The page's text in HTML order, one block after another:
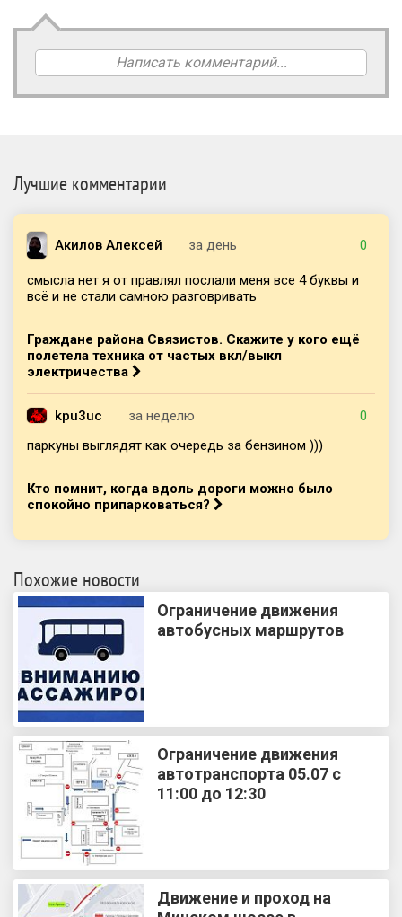
Написать комментарий...
Лучшие комментарии
Акилов Алексей за день 0
смысла нет я от правлял послали меня все 4 буквы и
всё и не стали самною разговривать
Граждане района Связистов. Скажите у кого ещё
полетела техника от частых вкл/выкл
электричества
kpu3uc за неделю
0
паркуны выглядят как очередь за бензином )))
Кто помнит, когда вдоль дороги можно было
спокойно припарковаться?
Похожие новости
Ограничение движения
автобусных маршрутов
Ограничение движения
автотранспорта 05.07 с
11:00 до 12:30
Движение и проход на